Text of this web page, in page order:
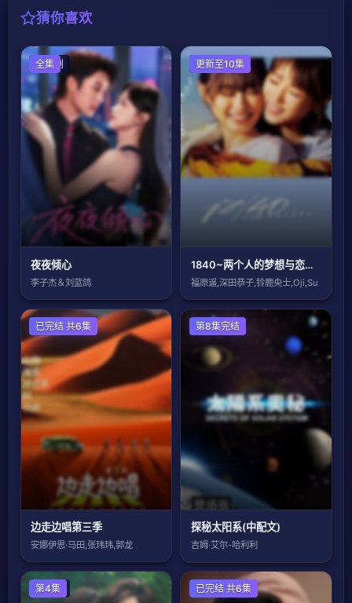
猜你喜欢
国产剧
全集
夜夜倾心
李子杰＆刘蓝鸽
日本剧
更新至10集
1840~两个人的梦想与恋爱~
福原遥,深田恭子,铃鹿央士,Oji,Su
国产剧
已完结 共6集
边走边唱第三季
安娜伊思·马田,张玮玮,郭龙
欧美剧
第8集完结
探秘太阳系(中配文)
吉姆·艾尔-哈利利
日本剧
第4集 欧美剧
已完结 共6集